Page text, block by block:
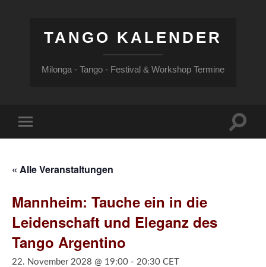
TANGO KALENDER
Milonga - Tango - Festival & Workshop Termine
Menü
« Alle Veranstaltungen
Mannheim: Tauche ein in die
Leidenschaft und Eleganz des
Tango Argentino
22. November 2028 @ 19:00 - 20:30 CET